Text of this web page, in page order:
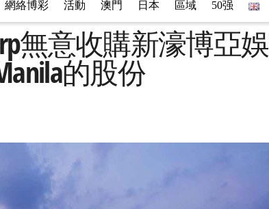
網絡博彩 活動 澳門 日本 區域 50强
無意收購新濠博亞
的股份